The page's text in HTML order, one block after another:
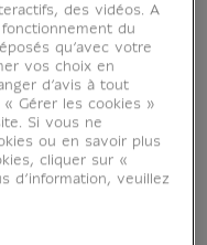
des vidéos. A
fonctionnement du
qu’avec votre
vos choix en
d’avis à tout
Gérer les cookies »
Si vous ne
ou en savoir plus
cliquer sur «
d’information, veuillez